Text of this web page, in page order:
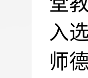
入
师